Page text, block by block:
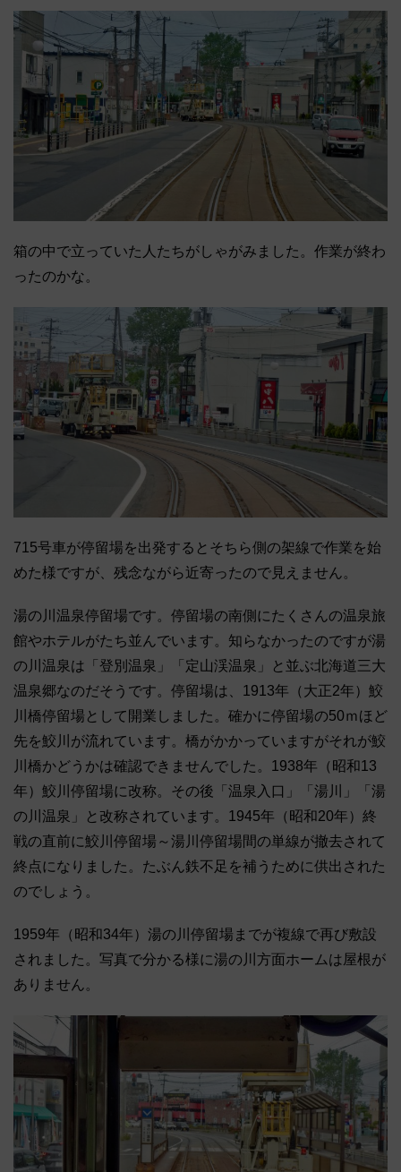
箱の中で立っていた人たちがしゃがみました。作業が終わ
ったのかな。
715号車が停留場を出発するとそちら側の架線で作業を始
めた様ですが、残念ながら近寄ったので見えません。
湯の川温泉停留場です。停留場の南側にたくさんの温泉旅
館やホテルがたち並んでいます。知らなかったのですが湯
の川温泉は「登別温泉」「定山渓温泉」と並ぶ北海道三大
温泉郷なのだそうです。停留場は、1913年（大正2年）鮫
川橋停留場として開業しました。確かに停留場の50ｍほど
先を鮫川が流れています。橋がかかっていますがそれが鮫
川橋かどうかは確認できませんでした。1938年（昭和13
年）鮫川停留場に改称。その後「温泉入口」「湯川」「湯
の川温泉」と改称されています。1945年（昭和20年）終
戦の直前に鮫川停留場～湯川停留場間の単線が撤去されて
終点になりました。たぶん鉄不足を補うために供出された
のでしょう。
1959年（昭和34年）湯の川停留場までが複線で再び敷設
されました。写真で分かる様に湯の川方面ホームは屋根が
ありません。